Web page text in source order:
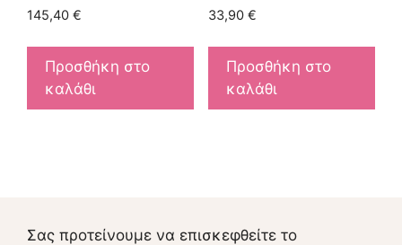
145,40 €
Προσθήκη στο
καλάθι
33,90 €
Προσθήκη στο
καλάθι
Σας προτείνουμε να επισκεφθείτε το